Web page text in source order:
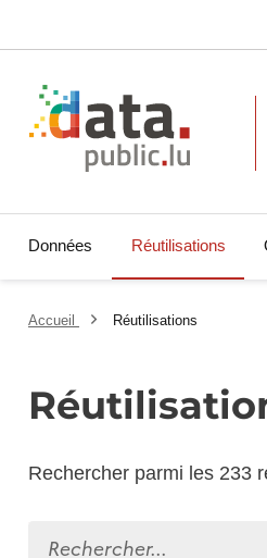
Données Réutilisations
Accueil Réutilisations
Rechercher parmi les 233